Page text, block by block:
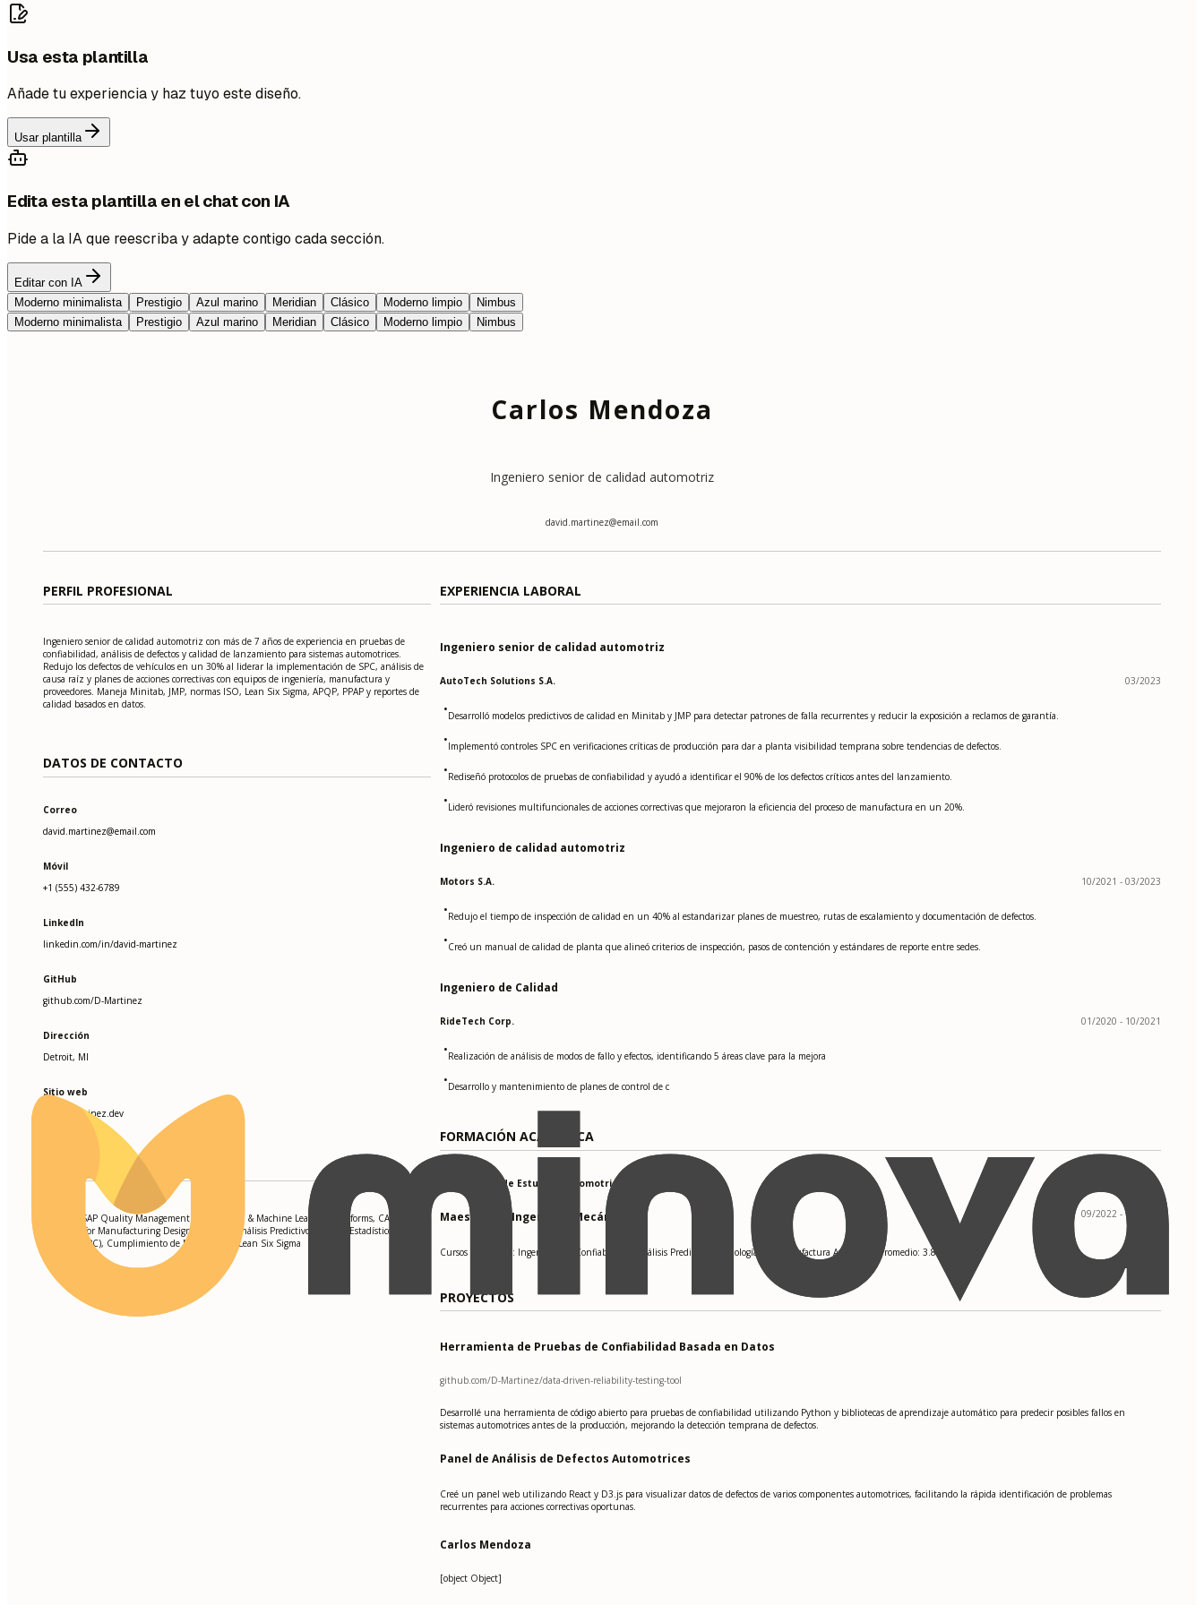
Usa esta plantilla
Añade tu experiencia y haz tuyo este diseño.
Usar plantilla
Edita esta plantilla en el chat con IA
Pide a la IA que reescriba y adapte contigo cada sección.
Editar con IA
Moderno minimalista
Prestigio Azul marino Meridian Clásico Moderno limpio
Nimbus
Moderno minimalista
Prestigio Azul marino Meridian Clásico Moderno limpio Nimbus
Carlos Mendoza
Ingeniero senior de calidad automotriz
david.martinez@email.com
PERFIL PROFESIONAL
Ingeniero senior de calidad automotriz con más de 7 años de experiencia en pruebas de
confiabilidad, análisis de defectos y calidad de lanzamiento para sistemas automotrices.
Redujo los defectos de vehículos en un 30% al liderar la implementación de SPC, análisis de
causa raíz y planes de acciones correctivas con equipos de ingeniería, manufactura y
proveedores. Maneja Minitab, JMP, normas ISO, Lean Six Sigma, APQP, PPAP y reportes de
calidad basados en datos.
DATOS DE CONTACTO
Correo
david.martinez@email.com
Móvil
+1 (555) 432-6789
LinkedIn
linkedin.com/in/david-martinez
GitHub
github.com/D-Martinez
Dirección
Detroit, MI
Sitio web
david-martinez.dev
Minitab, SAP Quality Management Solutions, AI & Machine Learning Platforms, CATIA /
AutoCAD for Manufacturing Design Software, Análisis Predictivo, Control Estadístico de
Procesos (SPC), Cumplimiento de Normas ISO, Lean Six Sigma
EXPERIENCIA LABORAL
Ingeniero senior de calidad automotriz
AutoTech Solutions S.A. 03/2023
•Desarrolló modelos predictivos de calidad en Minitab y JMP para detectar patrones de falla recurrentes y reducir la exposición a reclamos de garantía.
•Implementó controles SPC en verificaciones críticas de producción para dar a planta visibilidad temprana sobre tendencias de defectos.
•Rediseñó protocolos de pruebas de confiabilidad y ayudó a identificar el 90% de los defectos críticos antes del lanzamiento.
•Lideró revisiones multifuncionales de acciones correctivas que mejoraron la eficiencia del proceso de manufactura en un 20%.
Ingeniero de calidad automotriz
Motors S.A. 10/2021 - 03/2023
•Redujo el tiempo de inspección de calidad en un 40% al estandarizar planes de muestreo, rutas de escalamiento y documentación de defectos.
•Creó un manual de calidad de planta que alineó criterios de inspección, pasos de contención y estándares de reporte entre sedes.
Ingeniero de Calidad
RideTech Corp. 01/2020 - 10/2021
•Realización de análisis de modos de fallo y efectos, identificando 5 áreas clave para la mejora
•Desarrollo y mantenimiento de planes de control de c
FORMACIÓN ACADÉMICA
Universidad de Estudios Automotrices
Maestría en Ingeniería Mecánica 09/2022 - 12/2024
Cursos relevantes: Ingeniería de Confiabilidad, Análisis Predictivo, Tecnologías de Manufactura Avanzada. Promedio: 3.85
PROYECTOS
Herramienta de Pruebas de Confiabilidad Basada en Datos
github.com/D-Martinez/data-driven-reliability-testing-tool
Desarrollé una herramienta de código abierto para pruebas de confiabilidad utilizando Python y bibliotecas de aprendizaje automático para predecir posibles fallos en
sistemas automotrices antes de la producción, mejorando la detección temprana de defectos.
Panel de Análisis de Defectos Automotrices
Creé un panel web utilizando React y D3.js para visualizar datos de defectos de varios componentes automotrices, facilitando la rápida identificación de problemas
recurrentes para acciones correctivas oportunas.
Carlos Mendoza
[object Object]